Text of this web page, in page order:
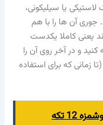
یا سیلیکونی،
جوری آن ها را با هم
یعنی کاملا یکدست
و در آخر روی آن را
دهید که به مدت 30 دقیقه (تا زمانی که برای استفاده
12 تکه